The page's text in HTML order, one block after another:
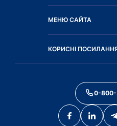
МЕНЮ САЙТА
КОРИСНІ
0-